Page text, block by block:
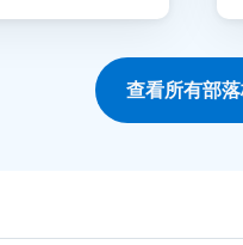
查看所有部